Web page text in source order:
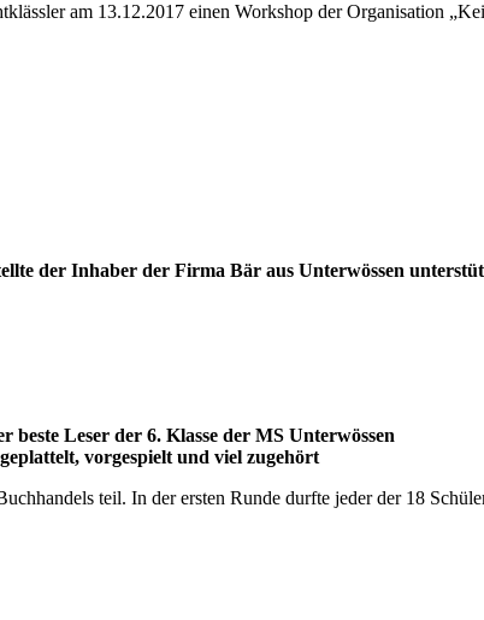
am 13.12.2017 einen Workshop der Organisation
der Inhaber der Firma Bär aus Unterwössen
beste Leser der 6. Klasse der MS Unterwössen
vorgespielt und viel zugehört
teil. In der ersten Runde durfte jeder der 18